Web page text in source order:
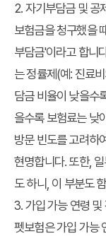
2. 자기부담금 및 공
보험금을 청구했을
부담금'이라고 합니
는 정률제(예: 진료
담금 비율이 낮을수
을수록 보험료는 낮
방문 빈도를 고려하
현명합니다. 또한,
도 하니, 이 부분도
3. 가입 가능 연령 및
펫보험은 가입 가능